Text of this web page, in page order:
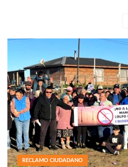
RECLAMO CIUDADANO